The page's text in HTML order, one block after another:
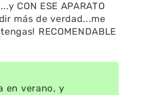
CON ESE APARATO
más de verdad...me
RECOMENDABLE
en verano, y